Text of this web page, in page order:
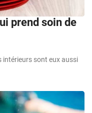
prend soin de
intérieurs sont eux aussi